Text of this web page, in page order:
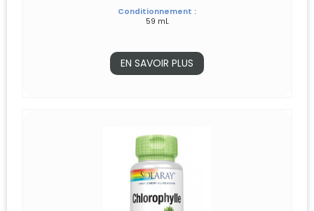
Conditionnement :
59 mL
EN SAVOIR PLUS